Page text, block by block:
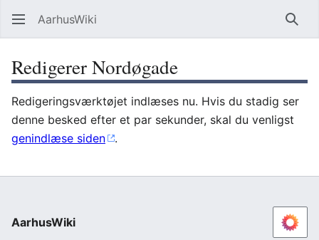
AarhusWiki Søg
Redigerer Nordøgade
Redigeringsværktøjet indlæses nu. Hvis du stadig ser
denne besked efter et par sekunder, skal du venligst
genindlæse siden
.
AarhusWiki